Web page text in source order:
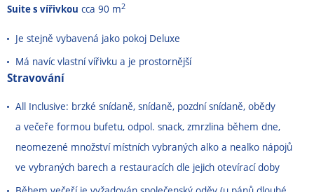
Suite s vířivkou cca 90 m2
Je stejně vybavená jako pokoj Deluxe
Má navíc vlastní vířivku a je prostornější
Stravování
All Inclusive: brzké snídaně, snídaně, pozdní snídaně, obědy
a večeře formou bufetu, odpol. snack, zmrzlina během dne,
neomezené množství místních vybraných alko a nealko nápojů
ve vybraných barech a restauracích dle jejich otevírací doby